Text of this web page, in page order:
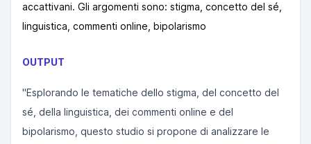
accattivani. Gli argomenti sono: stigma, concetto del sé,
linguistica, commenti online, bipolarismo
OUTPUT
"Esplorando le tematiche dello stigma, del concetto del
sé, della linguistica, dei commenti online e del
bipolarismo, questo studio si propone di analizzare le